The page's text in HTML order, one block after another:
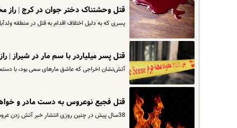
قتل وحشتناک دختر جوان در کرج | راز مخوف قتل
پسری که به دلیل اختلاف اقدام به قتل در منطقه ولدآباد کرج کرده بود، پس از ۱۸
قتل پسر میلیاردر با سم مار در شیراز
آتش‌نشان اخراجی که عاشق مارهای سمی بود، با دستمزد ۲ هزار دلاری سرنگ حاوی سم را ماهرانه به پسر ثروتمند تزریق
قتل فجیع نوعروس به دست مادر و
38سال پیش در چنین روزی انتشار خبر آتش زدن عروس جوان به‌دست مادر و خواهر شوهرش در رسانه‌ها افکار عمومی را تحت‌تأثیر…